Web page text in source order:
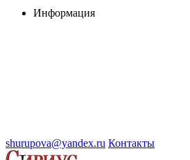
Информация
shurupova@yandex.ru Контакты